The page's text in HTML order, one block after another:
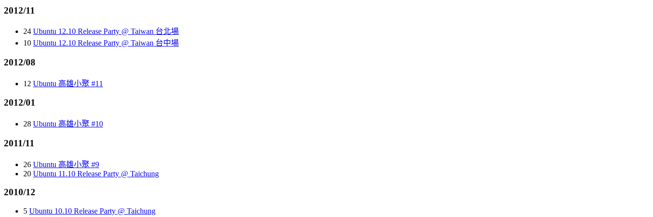
2012/11
24 Ubuntu 12.10 Release Party @ Taiwan 台北場
10 Ubuntu 12.10 Release Party @ Taiwan 台中場
2012/08
12 Ubuntu 高雄小聚 #11
2012/01
28 Ubuntu 高雄小聚 #10
2011/11
26 Ubuntu 高雄小聚 #9
20 Ubuntu 11.10 Release Party @ Taichung
2010/12
5 Ubuntu 10.10 Release Party @ Taichung